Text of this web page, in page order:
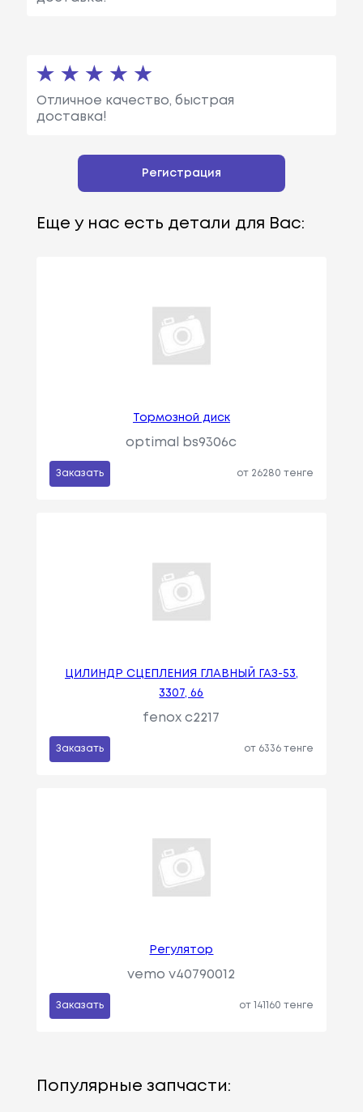
Отличное качество, быстрая
доставка!
Регистрация
Еще у нас есть детали для Вас:
Тормозной диск
optimal bs9306c
Заказать от 26280 тенге
ЦИЛИНДР СЦЕПЛЕНИЯ ГЛАВНЫЙ ГАЗ-53,
3307, 66
fenox c2217
Заказать от 6336 тенге
Регулятор
vemo v40790012
Заказать от 141160 тенге
Популярные запчасти: